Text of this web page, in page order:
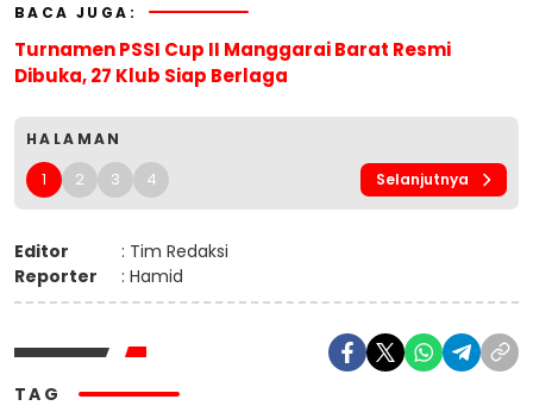
BACA JUGA:
Turnamen PSSI Cup II Manggarai Barat Resmi
Dibuka, 27 Klub Siap Berlaga
HALAMAN
1 2 3 4 Selanjutnya
Editor
: Tim Redaksi
Reporter
: Hamid
TAG